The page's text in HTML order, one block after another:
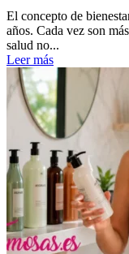
El concepto de
años. Cada vez son
salud no...
Leer más